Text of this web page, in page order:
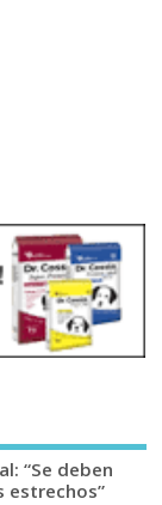
“Se deben
estrechos”